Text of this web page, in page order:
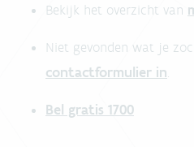
Bekijk het overzicht van
Niet gevonden wat je
contactformulier in.
Bel gratis 1700